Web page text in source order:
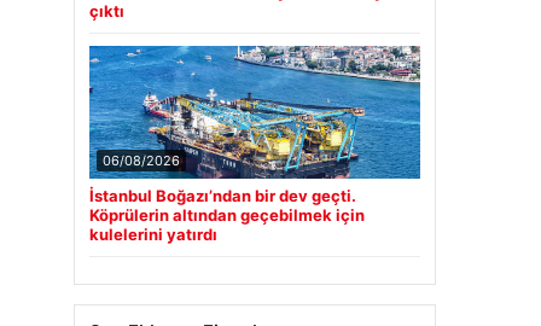
çıktı
06/08/2026
İstanbul Boğazı’ndan bir dev geçti.
Köprülerin altından geçebilmek için
kulelerini yatırdı